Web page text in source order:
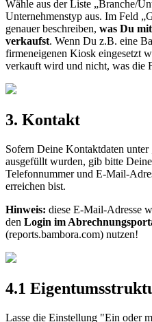
Wähle aus der Liste „Branche/
Unternehmenstyp aus. Im Feld „
genauer beschreiben, was Du mit
verkaufst. Wenn Du z.B. eine
firmeneigenen Kiosk eingesetzt
verkauft wird und nicht, was die
3. Kontakt
Sofern Deine Kontaktdaten unter
ausgefüllt wurden, gib bitte
Telefonnummer und E-Mail-
erreichen bist.
Hinweis: diese E-Mail-Adresse
den Login im
(reports.bambora.com) nutzen!
4.1
Lasse die Einstellung "Ein oder